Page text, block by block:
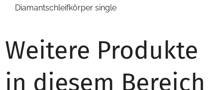
Diamantschleifkörper single
Weitere Produkte
in diesem Bereich